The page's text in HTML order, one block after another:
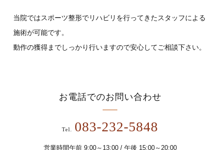
当院ではスポーツ整形でリハビリを行ってきたスタッフによる
施術が可能です。
動作の獲得までしっかり行いますので安心してご相談下さい。
お電話でのお問い合わせ
Tel. 083-232-5848
営業時間午前 9:00～13:00 / 午後 15:00～20:00